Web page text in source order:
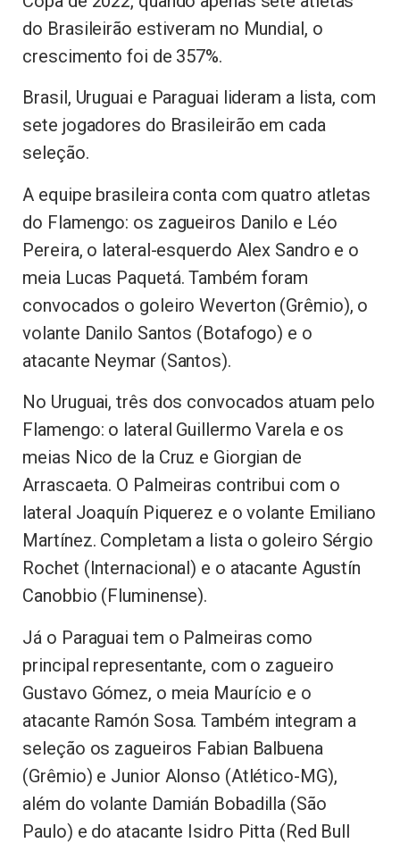
do Brasileirão estiveram no Mundial, o
crescimento foi de 357%.
Brasil, Uruguai e Paraguai lideram a lista, com
sete jogadores do Brasileirão em cada
seleção.
A equipe brasileira conta com quatro atletas
do Flamengo: os zagueiros Danilo e Léo
Pereira, o lateral-esquerdo Alex Sandro e o
meia Lucas Paquetá. Também foram
convocados o goleiro Weverton (Grêmio), o
volante Danilo Santos (Botafogo) e o
atacante Neymar (Santos).
No Uruguai, três dos convocados atuam pelo
Flamengo: o lateral Guillermo Varela e os
meias Nico de la Cruz e Giorgian de
Arrascaeta. O Palmeiras contribui com o
lateral Joaquín Piquerez e o volante Emiliano
Martínez. Completam a lista o goleiro Sérgio
Rochet (Internacional) e o atacante Agustín
Canobbio (Fluminense).
Já o Paraguai tem o Palmeiras como
principal representante, com o zagueiro
Gustavo Gómez, o meia Maurício e o
atacante Ramón Sosa. Também integram a
seleção os zagueiros Fabian Balbuena
(Grêmio) e Junior Alonso (Atlético-MG),
além do volante Damián Bobadilla (São
Paulo) e do atacante Isidro Pitta (Red Bull